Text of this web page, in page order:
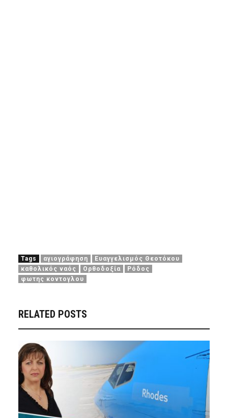
Tags αγιογράφηση
Ευαγγελισμός Θεοτόκου
καθολικός ναός
Ορθοδοξία
Ρόδος
φωτης κοντογλου
RELATED POSTS